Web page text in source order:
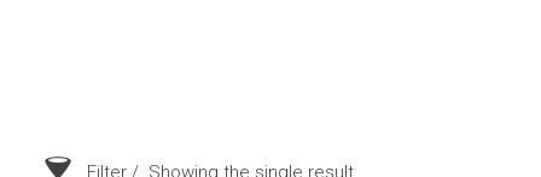
Filter Showing the single result